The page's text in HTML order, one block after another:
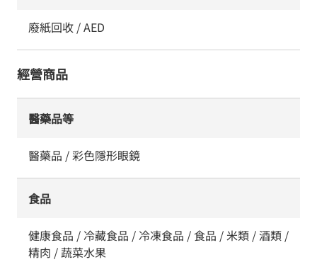
廢紙回收 / AED
經營商品
醫藥品等
醫藥品 / 彩色隱形眼鏡
食品
健康食品 / 冷藏食品 / 冷凍食品 / 食品 / 米類 / 酒類 /
精肉 / 蔬菜水果